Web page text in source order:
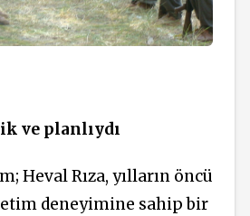
ve planlıydı
Heval Rıza, yılların öncü
deneyimine sahip bir